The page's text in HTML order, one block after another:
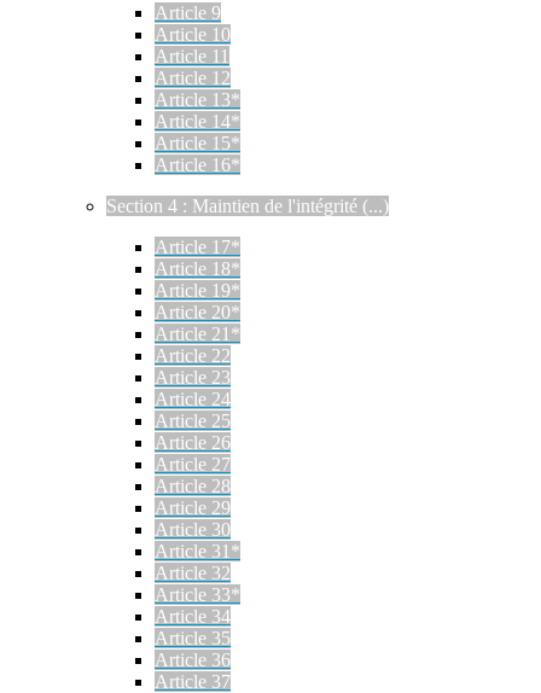
Article 9
Article 10
Article 11
Article 12
Article 13*
Article 14*
Article 15*
Article 16*
Section 4 : Maintien de l'intégrité (...)
Article 17*
Article 18*
Article 19*
Article 20*
Article 21*
Article 22
Article 23
Article 24
Article 25
Article 26
Article 27
Article 28
Article 29
Article 30
Article 31*
Article 32
Article 33*
Article 34
Article 35
Article 36
Article 37